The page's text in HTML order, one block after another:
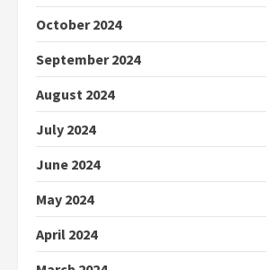
October 2024
September 2024
August 2024
July 2024
June 2024
May 2024
April 2024